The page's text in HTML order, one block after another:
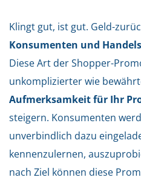
Klingt gut, ist gut. Geld-
Konsumenten und
Diese Art der Shopper-
unkomplizierter wie
Aufmerksamkeit für Ihr
steigern. Konsumenten
unverbindlich dazu
kennenzulernen,
nach Ziel können diese